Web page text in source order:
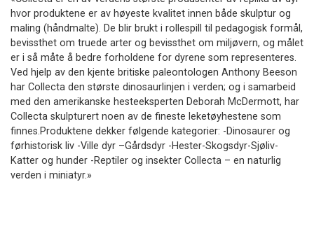
hvor produktene er av høyeste kvalitet innen både skulptur og
maling (håndmalte). De blir brukt i rollespill til pedagogisk formål,
bevissthet om truede arter og bevissthet om miljøvern, og målet
er i så måte å bedre forholdene for dyrene som representeres.
Ved hjelp av den kjente britiske paleontologen Anthony Beeson
har Collecta den største dinosaurlinjen i verden; og i samarbeid
med den amerikanske hesteeksperten Deborah McDermott, har
Collecta skulpturert noen av de fineste leketøyhestene som
finnes.Produktene dekker følgende kategorier: -Dinosaurer og
førhistorisk liv -Ville dyr –Gårdsdyr -Hester-Skogsdyr-Sjøliv-
Katter og hunder -Reptiler og insekter Collecta – en naturlig
verden i miniatyr.»